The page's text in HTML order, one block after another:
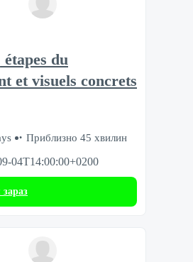
du
et visuels concrets
Приблизно 45 хвилин
04T14:00:00+0200
зараз